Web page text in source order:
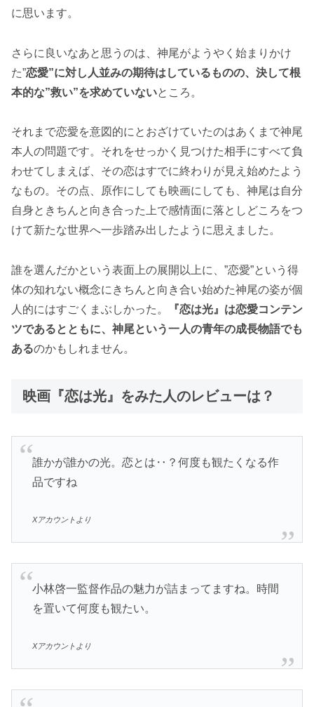
に思います。
さらに良いなあと思うのは、神尾がようやく始まりかけ
た”恋愛”に対し人並みの期待はしているものの、決して根
本的な”救い”を求めていないところ。
それまで恋愛を意図的にとおざけていたのはあくまで神尾
本人の問題です。それをせっかく見つけた相手にすべて負
わせてしまえば、その恋はすでに終わりが見え始めたよう
なもの。その点、原作にしても映画にしても、神尾は自分
自身ときちんと向き合った上で感情面に落としどころをつ
けて新たな世界へ一歩踏み出したように思えました。
誰を選んだかという表面上の展開以上に、”恋愛”という得
体の知れない概念にきちんと向き合い始めた神尾の姿が個
人的にはすごくまぶしかった。
『恋は光』は恋愛コンテン
ツであるとともに、神尾という一人の青年の成長物語でも
あるのかもしれません。
映画『恋は光』をみた人のレビューは？
誰かが誰かの光。恋とは‥？何度も観たくなる作
品ですね
Xアカウントより
小林啓一監督作品の魅力が詰まってますね。時間
を置いて何度も観たい。
Xアカウントより